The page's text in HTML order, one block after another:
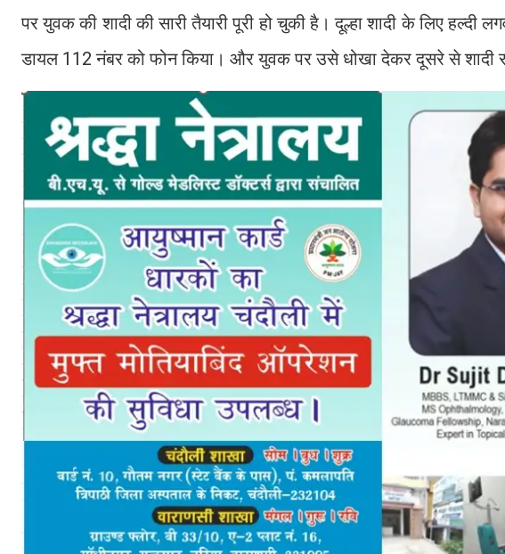
पर युवक की शादी की सारी तैयारी पूरी हो चुकी है। दूल्हा शादी के लिए
डायल 112 नंबर को फोन किया। और युवक पर उसे धोखा देकर दूसरे से शादी